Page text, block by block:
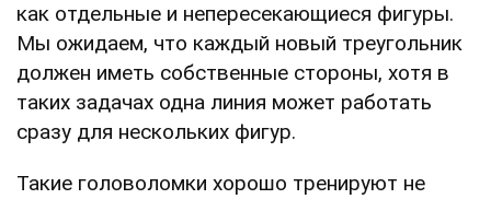
как отдельные и непересекающиеся фигуры.
Мы ожидаем, что каждый новый треугольник
должен иметь собственные стороны, хотя в
таких задачах одна линия может работать
сразу для нескольких фигур.
Такие головоломки хорошо тренируют не